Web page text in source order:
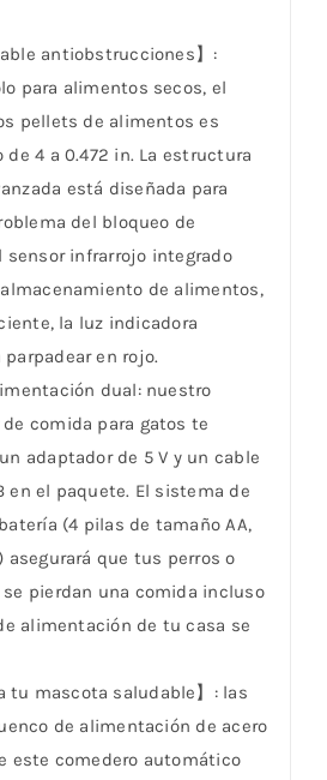
antiobstrucciones】:
para alimentos secos, el
pellets de alimentos es
de 4 a 0.472 in. La estructura
está diseñada para
del bloqueo de
sensor infrarrojo integrado
de alimentos,
la luz indicadora
parpadear en rojo.
dual: nuestro
comida para gatos te
adaptador de 5 V y un cable
en el paquete. El sistema de
(4 pilas de tamaño AA,
asegurará que tus perros o
pierdan una comida incluso
alimentación de tu casa se
tu mascota saludable】: las
de alimentación de acero
este comedero automático